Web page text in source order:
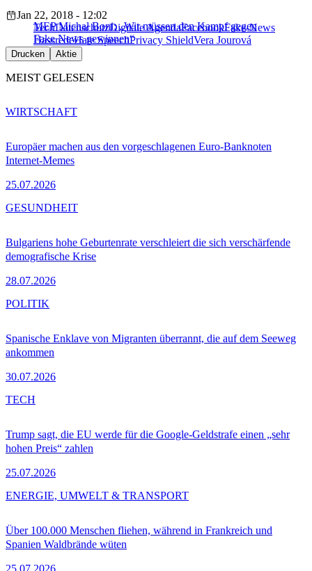
MEP Michał Boni: „Wir müssen den Kampf gegen
Fake News gewinnen“
Jan 22, 2018 - 12:02
TechDatenschutzDigitale AgendaFacebookFake-News
HassredeHate SpeechPrivacy ShieldVera Jourová
Drucken Aktie
MEIST GELESEN
Europäer machen aus den vorgeschlagenen Euro-Banknoten
Internet-Memes
25.07.2026
WIRTSCHAFT
Bulgariens hohe Geburtenrate verschleiert die sich verschärfende
demografische Krise
28.07.2026
GESUNDHEIT
Spanische Enklave von Migranten überrannt, die auf dem Seeweg
ankommen
30.07.2026
POLITIK
Trump sagt, die EU werde für die Google-Geldstrafe einen „sehr
hohen Preis“ zahlen
25.07.2026
TECH
Über 100.000 Menschen fliehen, während in Frankreich und
Spanien Waldbrände wüten
25.07.2026
ENERGIE, UMWELT & TRANSPORT